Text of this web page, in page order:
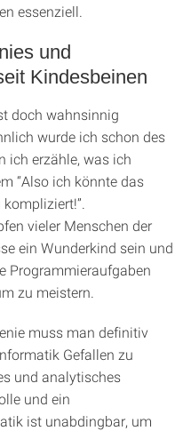
essenziell.
und
Kindesbeinen
doch wahnsinnig
wurde ich schon des
ich erzähle, was ich
“Also ich könnte das
vieler Menschen der
ein Wunderkind sein und
Programmieraufgaben
zu meistern.
muss man definitiv
Gefallen zu
und analytisches
und ein
ist unabdingbar, um